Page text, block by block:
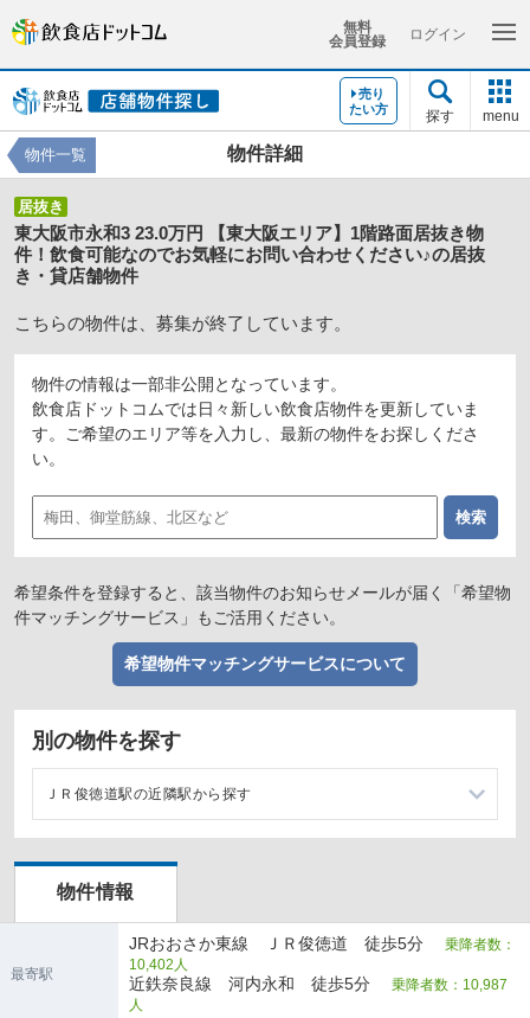
無料
会員登録
ログイン
売り
たい方
探す menu
物件詳細
物件一覧
居抜き
東大阪市永和3 23.0万円 【東大阪エリア】1階路面居抜き物
件！飲食可能なのでお気軽にお問い合わせください♪の居抜
き・貸店舗物件
こちらの物件は、募集が終了しています。
物件の情報は一部非公開となっています。
飲食店ドットコムでは日々新しい飲食店物件を更新していま
す。ご希望のエリア等を入力し、最新の物件をお探しくださ
い。
希望条件を登録すると、該当物件のお知らせメールが届く「希望物
件マッチングサービス」もご活用ください。
希望物件マッチングサービスについて
別の物件を探す
ＪＲ俊徳道駅の近隣駅から探す
高井田中央駅の店舗物件・貸店舗・テナント一覧
物件情報
最寄駅
JRおおさか東線 ＪＲ俊徳道 徒歩5分 乗降者数：
10,402人
近鉄奈良線 河内永和 徒歩5分 乗降者数：10,987
人